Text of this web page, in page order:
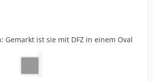
Gemarkt ist sie mit DFZ in einem Oval